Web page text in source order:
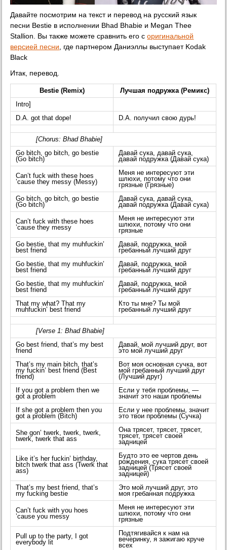
Давайте посмотрим на текст и перевод на русский язык
песни Bestie в исполнении Bhad Bhabie и Megan Thee
Stallion. Вы также можете сравнить его соригинальной
версией песни, где партнером Даниэллы выступает Kodak
Black
Итак, перевод.
Bestie (Remix)
Лучшая подружка (Ремикс)
Intro]
D.A. got that dope!
D.A. получил свою дурь!
[Chorus: Bhad Bhabie]
Go bitch, go bitch, go bestie
(Go bitch)
Давай сука, давай сука,
давай подружка (Давай сука)
Can’t fuck with these hoes
’cause they messy (Messy)
Меня не интересуют эти
шлюхи, потому что они
грязные (Грязные)
Go bitch, go bitch, go bestie
(Go bitch)
Давай сука, давай сука,
давай подружка (Давай сука)
Can’t fuck with these hoes
’cause they messy
Меня не интересуют эти
шлюхи, потому что они
грязные
Go bestie, that my muhfuckin’
best friend
Давай, подружка, мой
гребанный лучший друг
Go bestie, that my muhfuckin’
best friend
Давай, подружка, мой
гребанный лучший друг
Go bestie, that my muhfuckin’
best friend
Давай, подружка, мой
гребанный лучший друг
That my what? That my
muhfuckin’ best friend
Кто ты мне? Ты мой
гребанный лучший друг
[Verse 1: Bhad Bhabie]
Go best friend, that’s my best
friend
Давай, мой лучший друг, вот
это мой лучший друг
That’s my main bitch, that’s
my fuckin’ best friend (Best
friend)
Вот моя основная сучка, вот
мой гребанный лучший друг
(Лучший друг)
If you got a problem then we
got a problem
Если у тебя проблемы, —
значит это наши проблемы
If she got a problem then you
got a problem (Bitch)
Если у нее проблемы, значит
это твои проблемы (Сучка)
She gon’ twerk, twerk, twerk,
twerk, twerk that ass
Она трясет, трясет, трясет,
трясет, трясет своей
задницей
Like it’s her fuckin’ birthday,
bitch twerk that ass (Twerk that
ass)
Будто это ее чертов день
рождения, сука трясет своей
задницей (Трясет своей
задницей)
That’s my best friend, that’s
my fucking bestie
Это мой лучший друг, это
моя гребанная подружка
Can’t fuck with you hoes
’cause you messy
Меня не интересуют эти
шлюхи, потому что они
грязные
Pull up to the party, I got
everybody lit
Подтягивайся к нам на
вечеринку, я зажигаю круче
всех